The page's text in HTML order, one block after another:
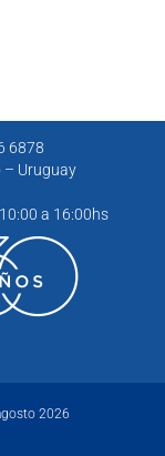
6878
– Uruguay
a 16:00hs
2026